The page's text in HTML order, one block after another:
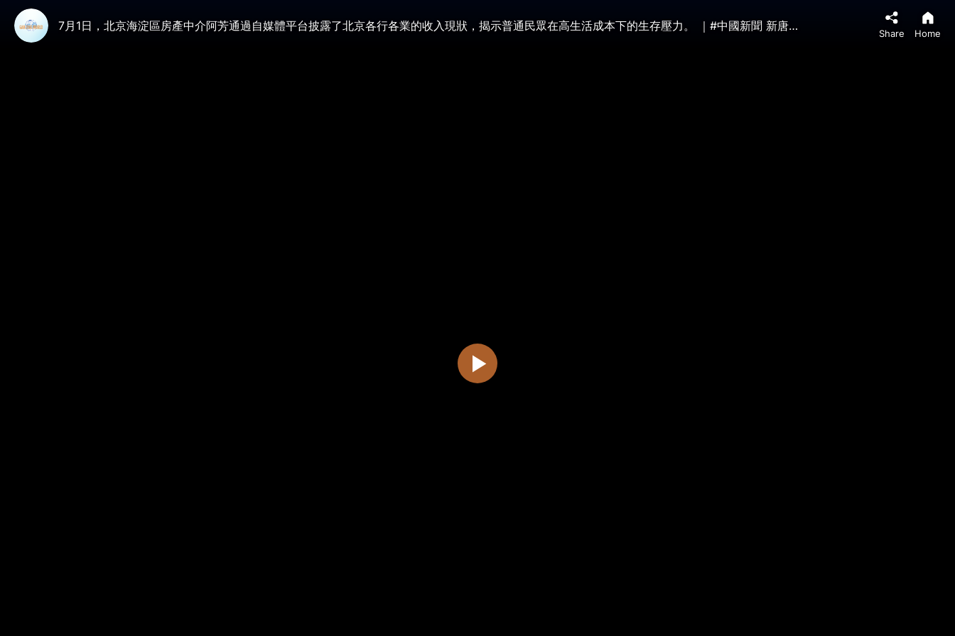
7月1日，北京海淀區房產中介阿芳通過自媒體平台披露了北京各行各業的收入現狀，揭示普通民眾在高生活成本下的生存壓力。 ｜#中國新聞 新唐人大紀元聯合頻道
Share Home